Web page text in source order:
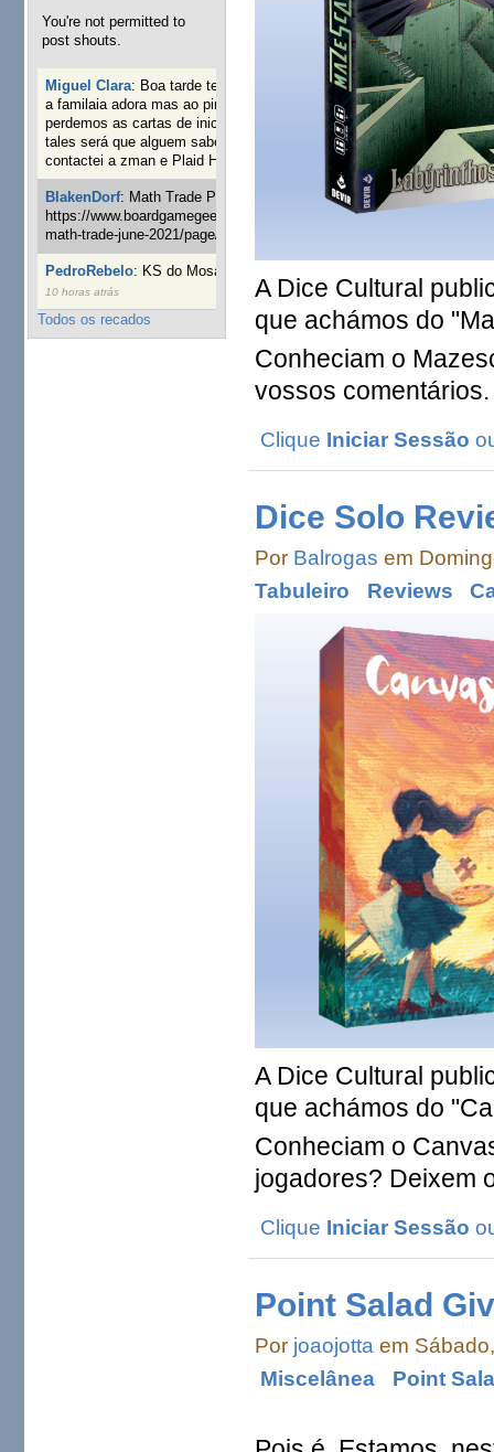
You're not permitted to
post shouts.
Miguel Clara: Boa tarde tenho jogo Mice and mistics que
a familaia adora mas ao pintarmos as miniaturas
perdemos as cartas de iniciaticva da expanção downood
tales será que alguem sabe onde adquirir as cartas já
contactei a zman e Plaid Hat e nada
19 semanas 3 dias atrás
BlakenDorf: Math Trade Portuguesa a decorrer. Aqui:
https://www.boardgamegeek.com/geeklist/286035/portugal-
math-trade-june-2021/page/1
PedroRebelo: KS do Mosaic em 10 minutos :)
10 horas atrás
Todos os recados
A Dice Cultural
que achámos do
Conheciam o
vossos comentários.
Clique Iniciar Sessão
Dice Solo
Por Balrogas em
Tabuleiro
Reviews
A Dice Cultural
que achámos do
Conheciam o
jogadores? Deixem
Clique Iniciar Sessão
Point Salad
Por joaojotta em
Miscelânea
Point